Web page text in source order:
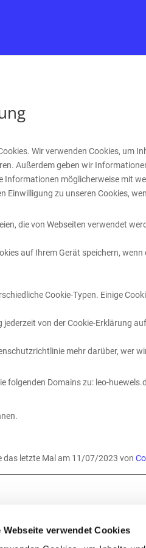
Webseite verwendet Cookies
Wir verwenden Cookies, um
Außerdem geben wir
Informationen möglicherweise mit
Einwilligung zu unseren Cookies,
die von Webseiten verwendet
auf Ihrem Gerät speichern,
Cookie-Typen. Einige
jederzeit von der Cookie-Erklärung
mehr darüber, wer
folgenden Domains zu: leo-
das letzte Mal am 11/07/2023 von